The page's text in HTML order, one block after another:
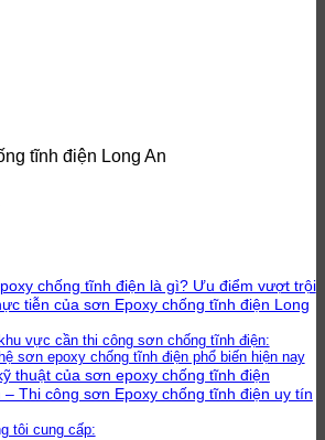
tĩnh điện Long An
chống tĩnh điện là gì? Ưu điểm vượt trội
tiễn của sơn Epoxy chống tĩnh điện Long
vực cần thi công sơn chống tĩnh điện:
sơn epoxy chống tĩnh điện phổ biến hiện nay
thuật của sơn epoxy chống tĩnh điện
– Thi công sơn Epoxy chống tĩnh điện uy tín
tôi cung cấp: